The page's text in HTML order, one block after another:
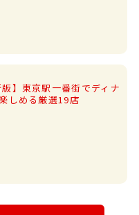
版】東京駅一番街でディナ
しめる厳選19店